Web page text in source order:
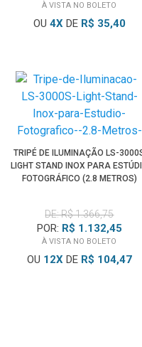
À VISTA NO BOLETO
OU 4XDE R$ 35,40
TRIPÉ DE ILUMINAÇÃO LS-
LIGHT STAND INOX PARA
FOTOGRÁFICO (2.8 METROS)
DE: R$ 1.366,75
POR: R$ 1.132,45
À VISTA NO BOLETO
OU 12XDE R$ 104,47